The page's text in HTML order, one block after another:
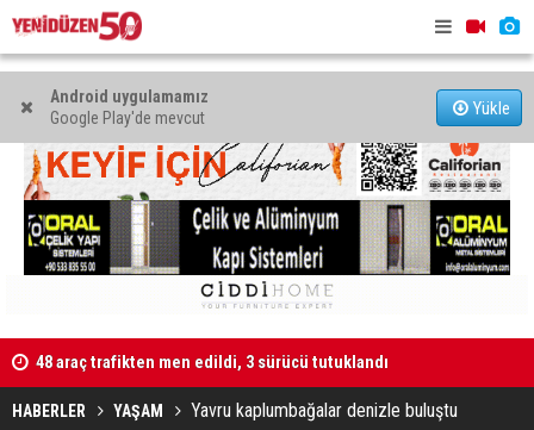
Android uygulamamız
Google Play'de mevcut
Yükle
Kaldırıma düşen scooter sürücüsü yaralandı
HABERLER YAŞAM Yavru kaplumbağalar denizle buluştu